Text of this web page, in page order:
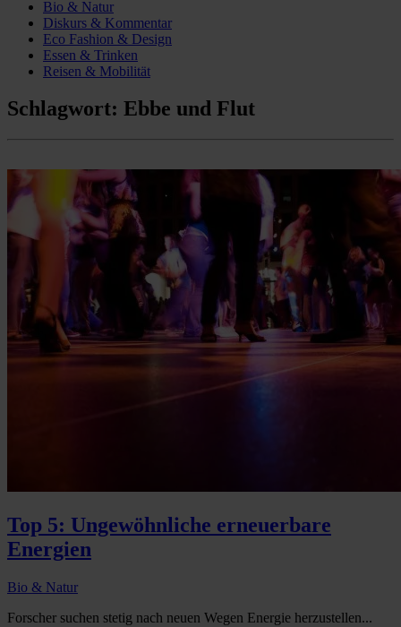
Bio & Natur
Diskurs & Kommentar
Eco Fashion & Design
Essen & Trinken
Reisen & Mobilität
Schlagwort: Ebbe und Flut
Top 5: Ungewöhnliche erneuerbare
Energien
Bio & Natur
Forscher suchen stetig nach neuen Wegen Energie herzustellen...